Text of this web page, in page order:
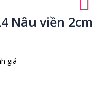
Nâu viền 2cm
giá